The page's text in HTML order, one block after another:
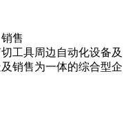
售
工具周边自动化设备及
销售为一体的综合型企